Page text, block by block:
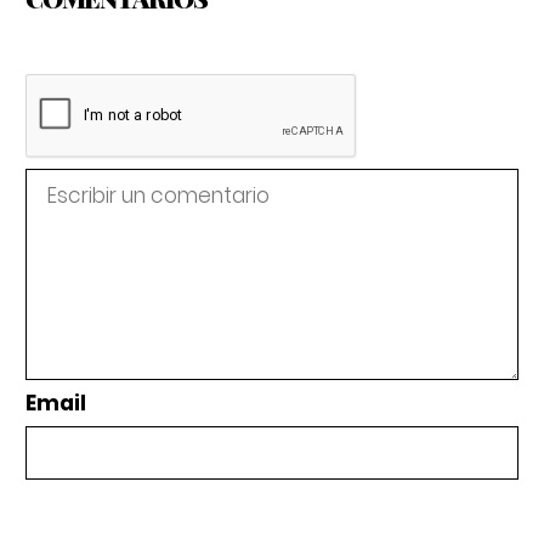
Email